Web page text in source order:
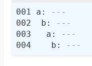
a:
---
b:
---
  a:
---
   b:
---